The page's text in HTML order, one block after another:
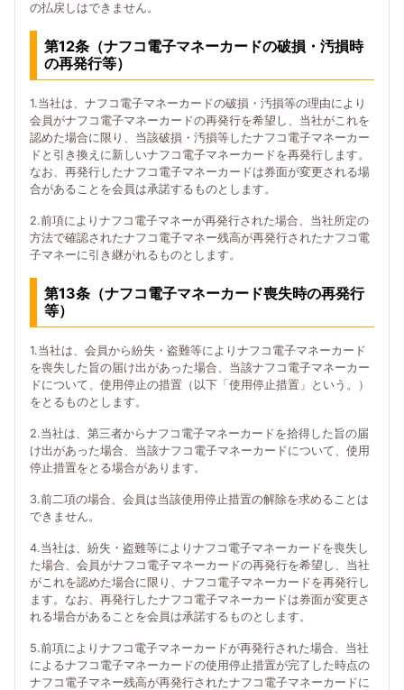
の払戻しはできません。
第12条（ナフコ電子マネーカードの破損・汚損時
の再発行等）
1.当社は、ナフコ電子マネーカードの破損・汚損等の理由により
会員がナフコ電子マネーカードの再発行を希望し、当社がこれを
認めた場合に限り、当該破損・汚損等したナフコ電子マネーカー
ドと引き換えに新しいナフコ電子マネーカードを再発行します。
なお、再発行したナフコ電子マネーカードは券面が変更される場
合があることを会員は承諾するものとします。
2.前項によりナフコ電子マネーが再発行された場合、当社所定の
方法で確認されたナフコ電子マネー残高が再発行されたナフコ電
子マネーに引き継がれるものとします。
第13条（ナフコ電子マネーカード喪失時の再発行
等）
1.当社は、会員から紛失・盗難等によりナフコ電子マネーカード
を喪失した旨の届け出があった場合、当該ナフコ電子マネーカー
ドについて、使用停止の措置（以下「使用停止措置」という。）
をとるものとします。
2.当社は、第三者からナフコ電子マネーカードを拾得した旨の届
け出があった場合、当該ナフコ電子マネーカードについて、使用
停止措置をとる場合があります。
3.前二項の場合、会員は当該使用停止措置の解除を求めることは
できません。
4.当社は、紛失・盗難等によりナフコ電子マネーカードを喪失し
た場合、会員がナフコ電子マネーカードの再発行を希望し、当社
がこれを認めた場合に限り、ナフコ電子マネーカードを再発行し
ます。なお、再発行したナフコ電子マネーカードは券面が変更さ
れる場合があることを会員は承諾するものとします。
5.前項によりナフコ電子マネーカードが再発行された場合、当社
によるナフコ電子マネーカードの使用停止措置が完了した時点の
ナフコ電子マネー残高が再発行されたナフコ電子マネーカードに